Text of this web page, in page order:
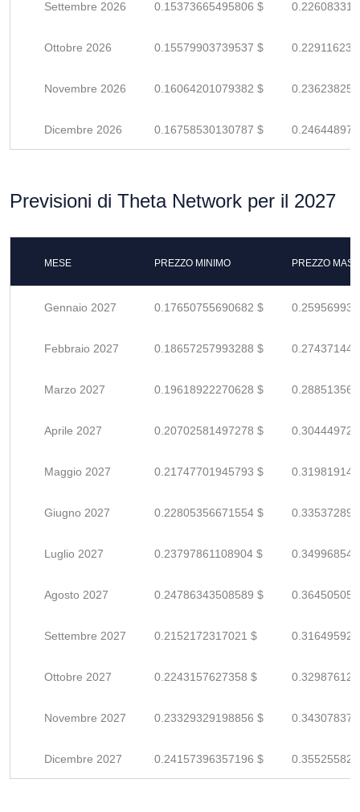
Settembre 2026 0.15373665495806 $
Ottobre 2026 0.15579903739537 $
Novembre 2026 0.16064201079382 $
Dicembre 2026 0.16758530130787 $
Previsioni di Theta Network per il 2027
MESE PREZZO MINIMO PREZZO
Gennaio 2027 0.17650755690682 $
Febbraio 2027 0.18657257993288 $
Marzo 2027 0.19618922270628 $
Aprile 2027 0.20702581497278 $
Maggio 2027 0.21747701945793 $
Giugno 2027 0.22805356671554 $
Luglio 2027 0.23797861108904 $
Agosto 2027 0.24786343508589 $
Settembre 2027 0.2152172317021 $
Ottobre 2027 0.2243157627358 $
Novembre 2027 0.23329329198856 $
Dicembre 2027 0.24157396357196 $